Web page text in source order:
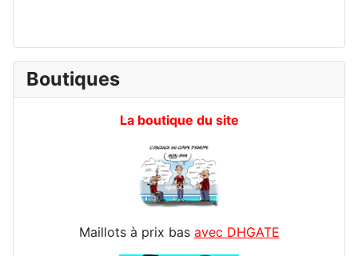
Boutiques
La boutique du site
Maillots à prix bas avec DHGATE